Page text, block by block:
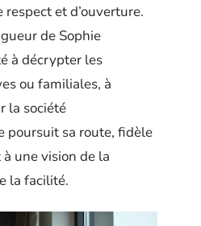
et d’ouverture.
de Sophie
à décrypter les
ou familiales, à
la société
poursuit sa route, fidèle
une vision de la
la facilité.